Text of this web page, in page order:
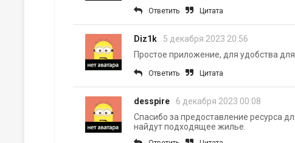
Ответить Цитата
Diz1k
5 декабря 2023 20:56
Простое приложение, для удобства
Ответить Цитата
desspire
6 декабря 2023 00:08
Спасибо за предоставление ресурса
найдут подходящее жилье.